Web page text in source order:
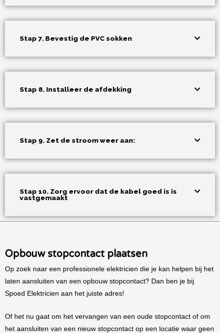
Stap 7. Bevestig de PVC sokken
Stap 8. Installeer de afdekking
Stap 9. Zet de stroom weer aan:
Stap 10. Zorg ervoor dat de kabel goed is is
vastgemaakt
Opbouw stopcontact plaatsen
Op zoek naar een professionele elektricien die je kan helpen bij het
laten aansluiten van een opbouw stopcontact? Dan ben je bij
Spoed Elektricien aan het juiste adres!
Of het nu gaat om het vervangen van een oude stopcontact of om
het aansluiten van een nieuw stopcontact op een locatie waar geen